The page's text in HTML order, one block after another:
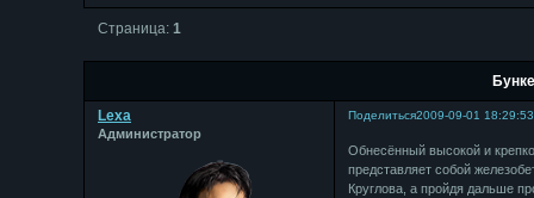
Страница:1
Поделиться2009-09-01 18:29:53
Lexa
Администратор
Обнесённый высокой и
представляет собой
Круглова, а пройдя дальше